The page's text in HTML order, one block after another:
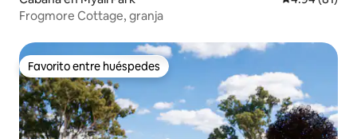
Frogmore Cottage, granja
Favorito entre huéspedes
Favorito entre huéspedes